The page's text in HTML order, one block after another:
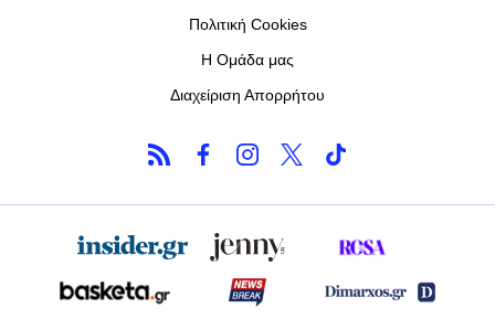
Πολιτική Cookies
Η Ομάδα μας
Διαχείριση Απορρήτου